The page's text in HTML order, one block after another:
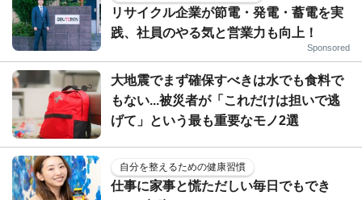
リサイクル企業が節電・発電・蓄電を実
践、社員のやる気と営業力も向上！
Sponsored
大地震でまず確保すべきは水でも食料で
もない...被災者が「これだけは担いで逃
げて」という最も重要なモノ2選
自分を整えるための健康習慣
仕事に家事と慌ただしい毎日でもでき